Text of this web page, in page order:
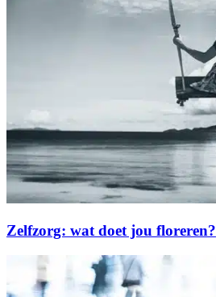
Zelfzorg: wat doet jou floreren?